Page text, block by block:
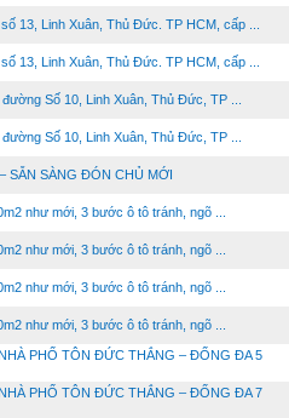
13, Linh Xuân, Thủ Đức. TP HCM, cấp ...
13, Linh Xuân, Thủ Đức. TP HCM, cấp ...
Số 10, Linh Xuân, Thủ Đức, TP ...
Số 10, Linh Xuân, Thủ Đức, TP ...
SẴN SÀNG ĐÓN CHỦ MỚI
như mới, 3 bước ô tô tránh, ngõ ...
như mới, 3 bước ô tô tránh, ngõ ...
như mới, 3 bước ô tô tránh, ngõ ...
như mới, 3 bước ô tô tránh, ngõ ...
PHỐ TÔN ĐỨC THẮNG – ĐỐNG ĐA 5
PHỐ TÔN ĐỨC THẮNG – ĐỐNG ĐA 7